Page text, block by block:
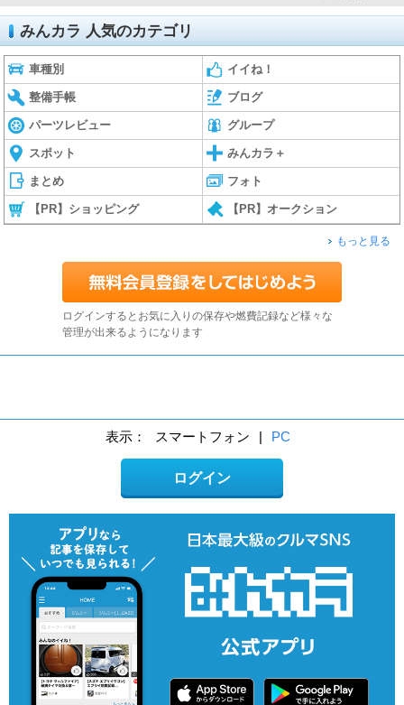
みんカラ 人気のカテゴリ
車種別 イイね！
整備手帳 ブログ
パーツレビュー グループ
スポット みんカラ＋
まとめ フォト
【PR】ショッピング 【PR】オークション
もっと見る
ログインするとお気に入りの保存や燃費記録など様々な
管理が出来るようになります
表示： スマートフォン | PC
ログイン